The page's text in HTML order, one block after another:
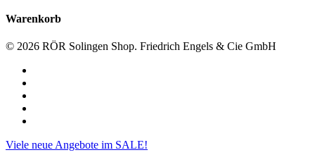
Warenkorb
© 2026 RÖR Solingen Shop. Friedrich Engels & Cie GmbH
Close
Viele neue Angebote im SALE!